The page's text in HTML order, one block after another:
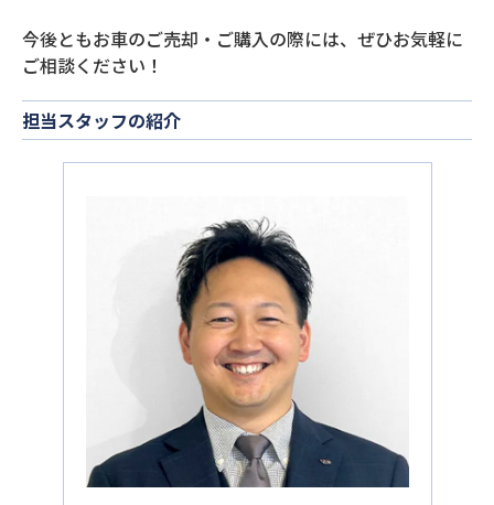
今後ともお車のご売却・ご購入の際には、ぜひお気軽に
ご相談ください！
担当スタッフの紹介